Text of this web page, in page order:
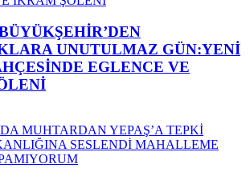
UNUTULMAZ GÜN:YENİ
EGLENCE VE